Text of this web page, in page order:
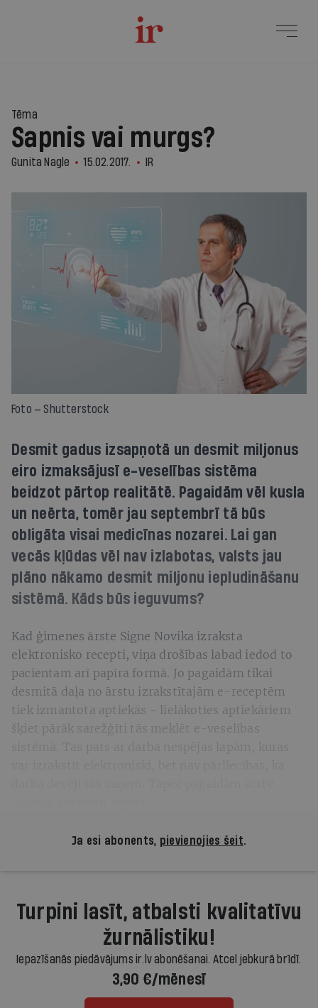
Tēma
Sapnis vai murgs?
Gunita Nagle 15.02.2017. IR
Foto — Shutterstock
Desmit gadus izsapņotā un desmit miljonus
eiro izmaksājusī e-veselības sistēma
beidzot pārtop realitātē. Pagaidām vēl kusla
un neērta, tomēr jau septembrī tā būs
obligāta visai medicīnas nozarei. Lai gan
vecās kļūdas vēl nav izlabotas, valsts jau
plāno nākamo desmit miljonu iepludināšanu
sistēmā. Kāds būs ieguvums?
Kad ģimenes ārste Signe Novika izraksta
elektronisko recepti, viņa drošības labad iedod to
pacientam arī papīra formā. Jo pagaidām tikai
desmitā daļa no ārstu izrakstītajām e-receptēm
tiek izmantota aptiekās - lielākoties aptiekāriem
šķiet pārāk sarežģīti tās meklēt e-veselības
Ja esi abonents, pievienojies šeit.
Turpini lasīt, atbalsti kvalitatīvu
žurnālistiku!
Iepazīšanās piedāvājums ir.lv abonēšanai. Atcel jebkurā brīdī.
3,90 €/mēnesī